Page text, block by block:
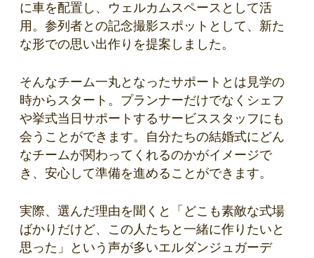
に車を配置し、ウェルカムスペースとして活
用。参列者との記念撮影スポットとして、新た
な形での思い出作りを提案しました。
そんなチーム一丸となったサポートとは見学の
時からスタート。プランナーだけでなくシェフ
や挙式当日サポートするサービススタッフにも
会うことができます。自分たちの結婚式にどん
なチームが関わってくれるのかがイメージで
き、安心して準備を進めることができます。
実際、選んだ理由を聞くと「どこも素敵な式場
ばかりだけど、この人たちと一緒に作りたいと
思った」という声が多いエルダンジュガーデ